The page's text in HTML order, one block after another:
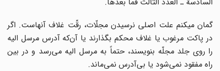
گمان می‏کنم علت اصلی نرسیدن مجلّات، رقّت غلاف آنهاست. اگر
در پاکت مرغوب یا غلاف محکم بگذارند یا آن‌که آدرس مرسل الیه
را روی جلد مجلّه بنویسند، حتماً به مرسل الیه می‌رسد و در بین
راه مفقود نمی‌شود یا بی‌آدرس نمی‌ماند.